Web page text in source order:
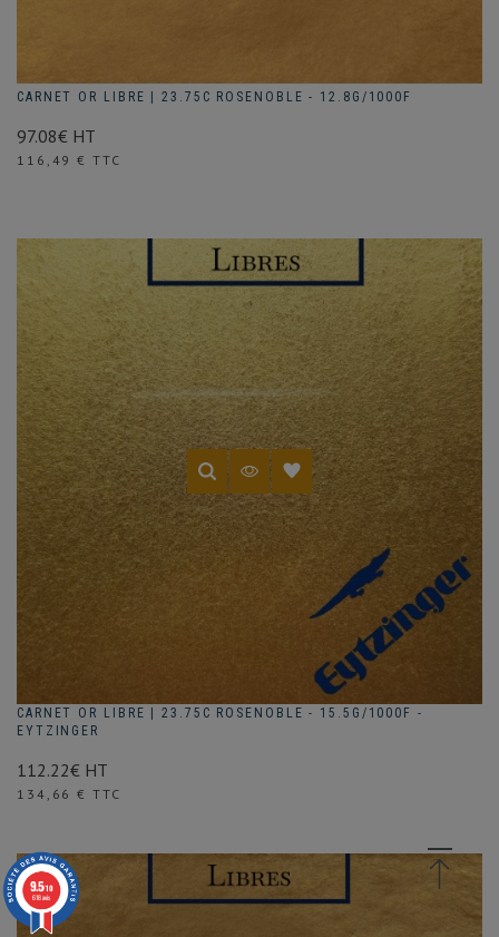
CARNET OR LIBRE | 23.75C ROSENOBLE - 12.8G/1000F
97.08€ HT
Prix
116,49 € TTC
CARNET OR LIBRE | 23.75C ROSENOBLE - 15.5G/1000F -
EYTZINGER
112.22€ HT
Prix
134,66 € TTC
9.5/10
618 avis